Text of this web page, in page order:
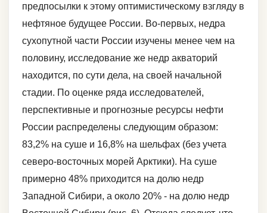
предпосылки к этому оптимистическому взгляду в
нефтяное будущее России. Во-первых, недра
сухопутной части России изучены менее чем на
половину, исследование же недр акваторий
находится, по сути дела, на своей начальной
стадии. По оценке ряда исследователей,
перспективные и прогнозные ресурсы нефти
России распределены следующим образом:
83,2% на суше и 16,8% на шельфах (без учета
северо-восточных морей Арктики). На суше
примерно 48% приходится на долю недр
Западной Сибири, а около 20% - на долю недр